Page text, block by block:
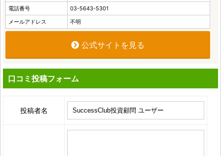
電話番号
03-5643-5301
メールアドレス
不明
公式サイトを見る
口コミ投稿フォーム
投稿者名